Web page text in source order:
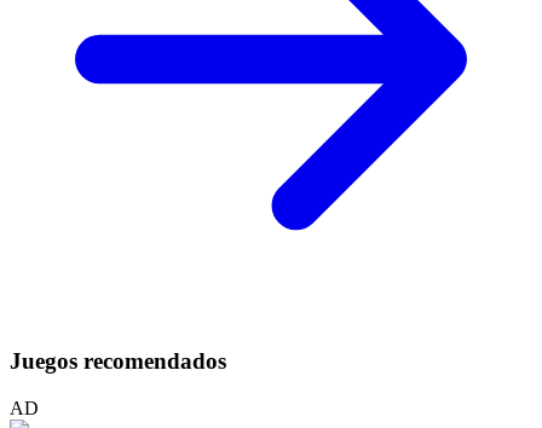
Juegos recomendados
AD